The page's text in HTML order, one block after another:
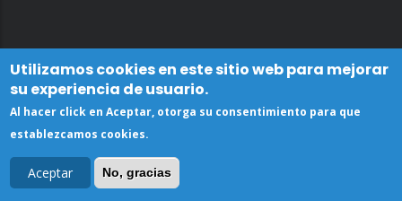
Utilizamos cookies en este sitio web para mejorar
su experiencia de usuario.
Al hacer click en Aceptar, otorga su consentimiento para que
establezcamos cookies.
Aceptar No, gracias